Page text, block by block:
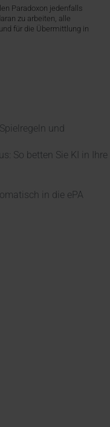
Paradoxon jedenfalls
zu arbeiten, alle
für die Übermittlung in
und
So betten Sie KI in Ihre
in die ePA